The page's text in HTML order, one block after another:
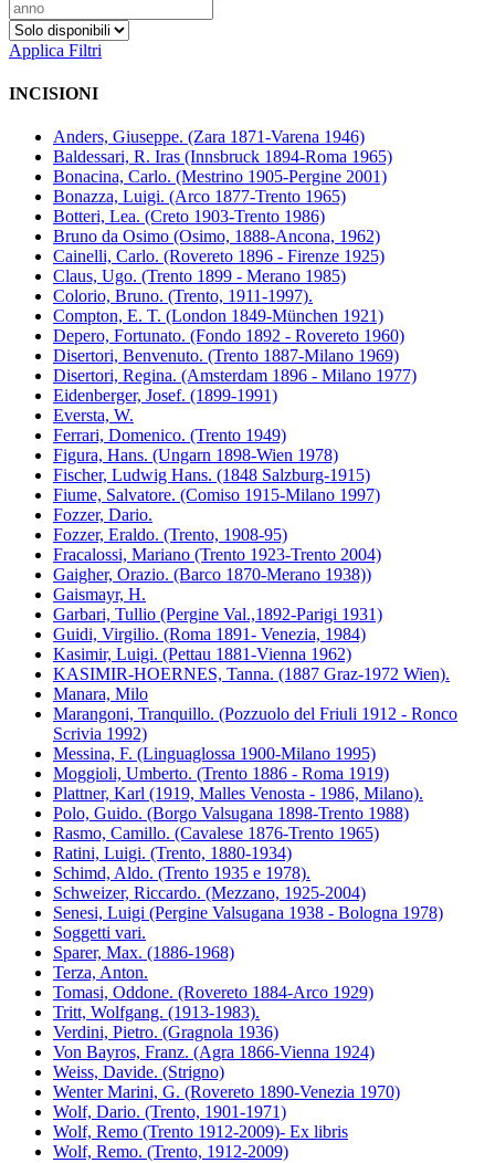
Applica Filtri
INCISIONI
Anders, Giuseppe. (Zara 1871-Varena 1946)
Baldessari, R. Iras (Innsbruck 1894-Roma 1965)
Bonacina, Carlo. (Mestrino 1905-Pergine 2001)
Bonazza, Luigi. (Arco 1877-Trento 1965)
Botteri, Lea. (Creto 1903-Trento 1986)
Bruno da Osimo (Osimo, 1888-Ancona, 1962)
Cainelli, Carlo. (Rovereto 1896 - Firenze 1925)
Claus, Ugo. (Trento 1899 - Merano 1985)
Colorio, Bruno. (Trento, 1911-1997).
Compton, E. T. (London 1849-München 1921)
Depero, Fortunato. (Fondo 1892 - Rovereto 1960)
Disertori, Benvenuto. (Trento 1887-Milano 1969)
Disertori, Regina. (Amsterdam 1896 - Milano 1977)
Eidenberger, Josef. (1899-1991)
Eversta, W.
Ferrari, Domenico. (Trento 1949)
Figura, Hans. (Ungarn 1898-Wien 1978)
Fischer, Ludwig Hans. (1848 Salzburg-1915)
Fiume, Salvatore. (Comiso 1915-Milano 1997)
Fozzer, Dario.
Fozzer, Eraldo. (Trento, 1908-95)
Fracalossi, Mariano (Trento 1923-Trento 2004)
Gaigher, Orazio. (Barco 1870-Merano 1938))
Gaismayr, H.
Garbari, Tullio (Pergine Val.,1892-Parigi 1931)
Guidi, Virgilio. (Roma 1891- Venezia, 1984)
Kasimir, Luigi. (Pettau 1881-Vienna 1962)
KASIMIR-HOERNES, Tanna. (1887 Graz-1972 Wien).
Manara, Milo
Marangoni, Tranquillo. (Pozzuolo del Friuli 1912 - Ronco
Scrivia 1992)
Messina, F. (Linguaglossa 1900-Milano 1995)
Moggioli, Umberto. (Trento 1886 - Roma 1919)
Plattner, Karl (1919, Malles Venosta - 1986, Milano).
Polo, Guido. (Borgo Valsugana 1898-Trento 1988)
Rasmo, Camillo. (Cavalese 1876-Trento 1965)
Ratini, Luigi. (Trento, 1880-1934)
Schimd, Aldo. (Trento 1935 e 1978).
Schweizer, Riccardo. (Mezzano, 1925-2004)
Senesi, Luigi (Pergine Valsugana 1938 - Bologna 1978)
Soggetti vari.
Sparer, Max. (1886-1968)
Terza, Anton.
Tomasi, Oddone. (Rovereto 1884-Arco 1929)
Tritt, Wolfgang. (1913-1983).
Verdini, Pietro. (Gragnola 1936)
Von Bayros, Franz. (Agra 1866-Vienna 1924)
Weiss, Davide. (Strigno)
Wenter Marini, G. (Rovereto 1890-Venezia 1970)
Wolf, Dario. (Trento, 1901-1971)
Wolf, Remo (Trento 1912-2009)- Ex libris
Wolf, Remo. (Trento, 1912-2009)